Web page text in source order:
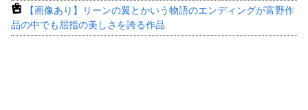
【画像あり】リーンの翼とかいう物語のエンディングが富野作
品の中でも屈指の美しさを誇る作品